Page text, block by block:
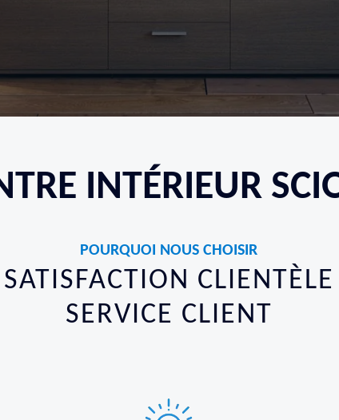
INTÉRIEUR
POURQUOI NOUS CHOISIR
SATISFACTION CLIENTÈLE
SERVICE CLIENT